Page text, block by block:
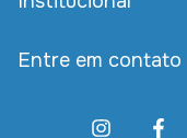
Entre em contato